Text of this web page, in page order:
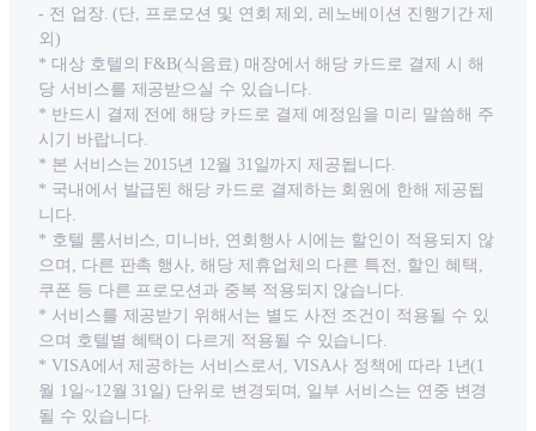
- 전 업장. (단, 프로모션 및 연회 제외, 레노베이션 진행기간 제
외)
* 대상 호텔의 F&B(식음료) 매장에서 해당 카드로 결제 시 해
당 서비스를 제공받으실 수 있습니다.
* 반드시 결제 전에 해당 카드로 결제 예정임을 미리 말씀해 주
시기 바랍니다.
* 본 서비스는 2015년 12월 31일까지 제공됩니다.
* 국내에서 발급된 해당 카드로 결제하는 회원에 한해 제공됩
니다.
* 호텔 룸서비스, 미니바, 연회행사 시에는 할인이 적용되지 않
으며, 다른 판촉 행사, 해당 제휴업체의 다른 특전, 할인 혜택,
쿠폰 등 다른 프로모션과 중복 적용되지 않습니다.
* 서비스를 제공받기 위해서는 별도 사전 조건이 적용될 수 있
으며 호텔별 혜택이 다르게 적용될 수 있습니다.
* VISA에서 제공하는 서비스로서, VISA사 정책에 따라 1년(1
월 1일~12월 31일) 단위로 변경되며, 일부 서비스는 연중 변경
될 수 있습니다.